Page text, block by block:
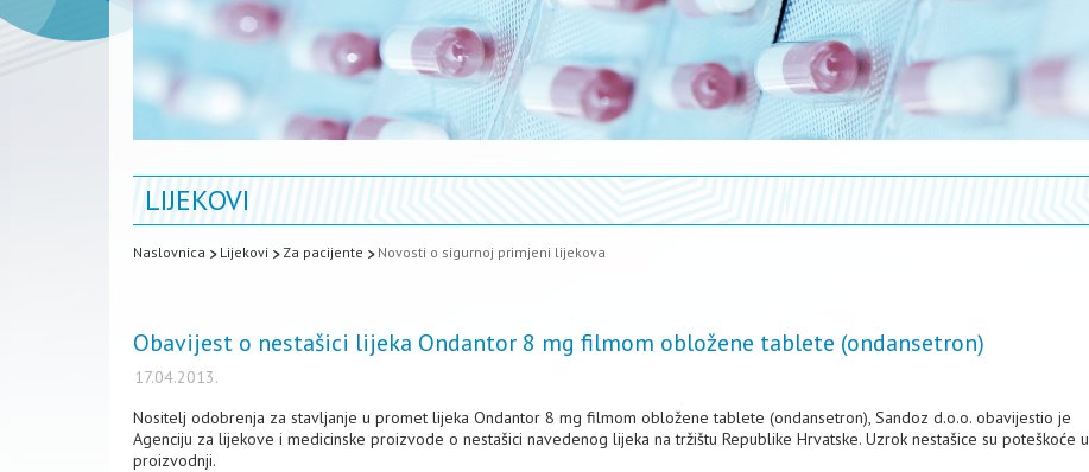
LIJEKOVI
Naslovnica Lijekovi Za pacijente Novosti o sigurnoj primjeni lijekova
Obavijest o nestašici lijeka Ondantor 8 mg filmom obložene tablete (ondansetron)
17.04.2013.
Nositelj odobrenja za stavljanje u promet lijeka Ondantor 8 mg filmom obložene tablete (ondansetron), Sandoz d.o.o. obavijestio je
Agenciju za lijekove i medicinske proizvode o nestašici navedenog lijeka na tržištu Republike Hrvatske. Uzrok nestašice su poteškoće u
proizvodnji.